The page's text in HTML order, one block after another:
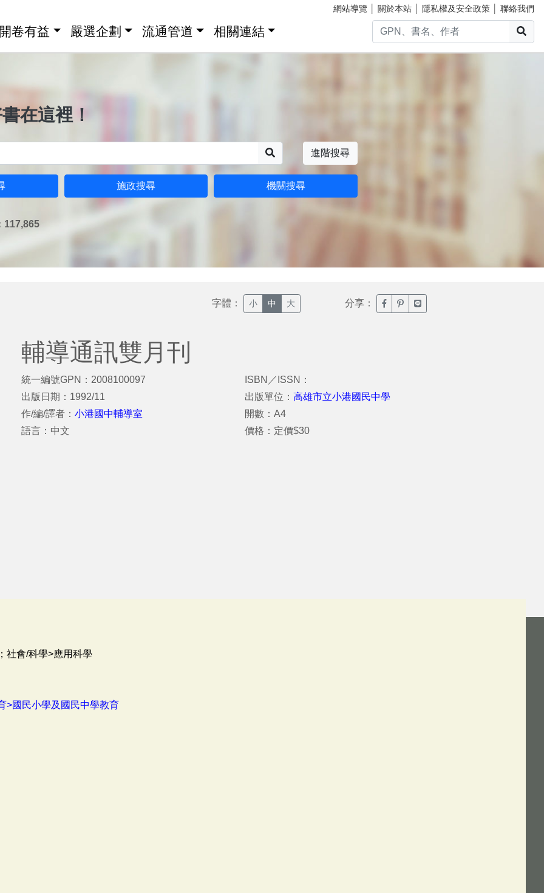
網站導覽 關於本站 隱私權及安全政策 聯絡我們
卷有益 嚴選企劃 流通管道 相關連結
在這裡！
進階搜尋
施政搜尋 機關搜尋
117,865
字體： 小 中 大 分享： 臉書分享(另開新視窗)
噗浪分享(另開新視窗)
Line分享(另開新視窗)
輔導通訊雙月刊
統一編號GPN：2008100097
出版日期：1992/11
作/編/譯者： 小港國中輔導室
語言：中文
ISBN／ISSN：
出版單位：高雄市立小港國民中學
開數：A4
價格：定價$30
社會/科學>應用科學
>國民小學及國民中學教育